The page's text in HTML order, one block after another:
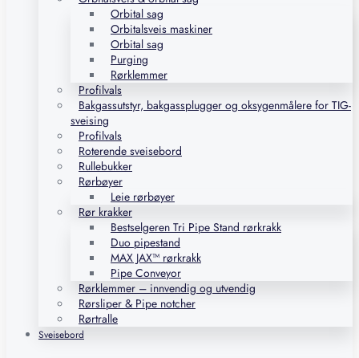
Orbital sag
Orbitalsveis maskiner
Orbital sag
Purging
Rørklemmer
Profilvals
Bakgassutstyr, bakgassplugger og oksygenmålere for TIG-
sveising
Profilvals
Roterende sveisebord
Rullebukker
Rørbøyer
Leie rørbøyer
Rør krakker
Bestselgeren Tri Pipe Stand rørkrakk
Duo pipestand
MAX JAX™ rørkrakk
Pipe Conveyor
Rørklemmer – innvendig og utvendig
Rørsliper & Pipe notcher
Rørtralle
Sveisebord